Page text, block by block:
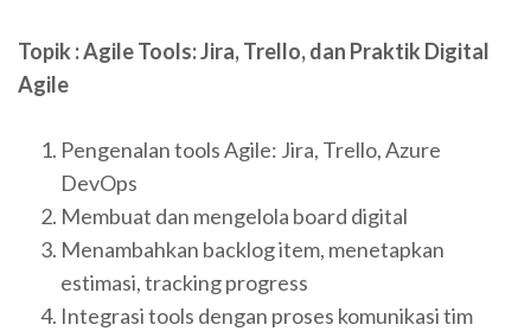
Topik : Agile Tools: Jira, Trello, dan Praktik Digital
Agile
Pengenalan tools Agile: Jira, Trello, Azure
DevOps
Membuat dan mengelola board digital
Menambahkan backlog item, menetapkan
estimasi, tracking progress
Integrasi tools dengan proses komunikasi tim